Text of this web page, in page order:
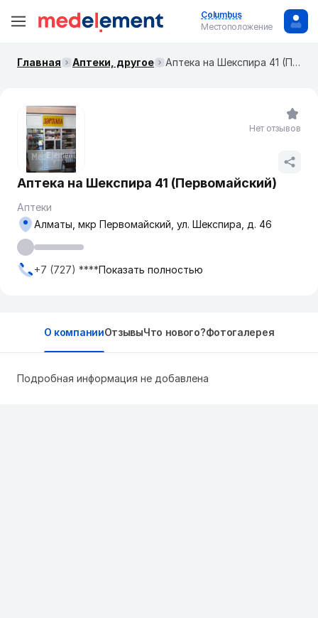
Columbus
Местоположение
Главная Аптеки, другое Аптека на Шекспира 41 (Первомайский)
Аптека на Шекспира 41 (Первомайский)
Аптеки
Алматы, мкр Первомайский, ул. Шекспира, д. 46
+7 (727) ****Показать полностью
Нет отзывов
О компанииОтзывыЧто нового?Фотогалерея
Подробная информация не добавлена